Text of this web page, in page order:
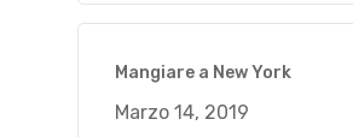
Mangiare a New York
Marzo 14, 2019